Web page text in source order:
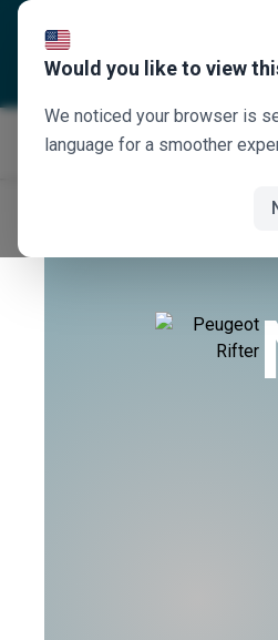
Would you like to view
We noticed your browser is
language for a smoother